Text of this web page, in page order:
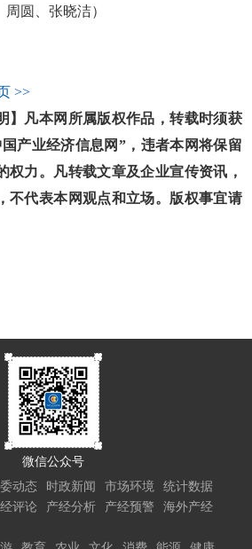
圆、张晓洁）
>>
凡本网所属版权作品，转载时须获
产业经济信息网”，违者本网将保留
权力。凡转载文章及企业宣传资讯，
不代表本网观点和立场。版权事宜请
微信公众号
动态 时政新闻 市场环境
统计数据
评论 产经分析 产经预警
海外产经